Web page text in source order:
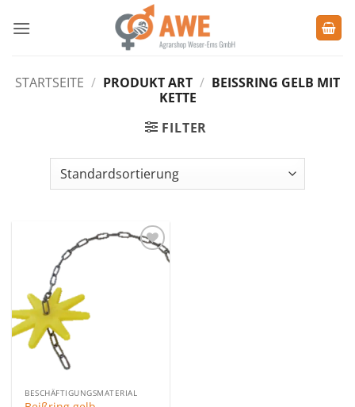
Inhalt
STARTSEITE / PRODUKT ART / BEISSRING GELB MIT K
ETTE
FILTER
BESCHÄFTIGUNGSMATERIAL